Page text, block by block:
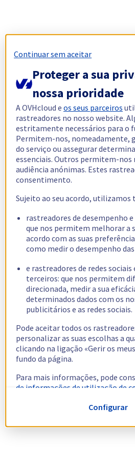
Continuar sem aceitar
Proteger a sua
nossa prioridade
A OVHcloud eos seus parceiros
rastreadores no nosso website.
estritamente necessários para o
Permitem-nos, nomeadamente,
do serviço ou assegurar
essenciais. Outros permitem-nos
audiência anónimas. Estes
consentimento.
Sujeito ao seu acordo, utilizamos
rastreadores de desempenho
que nos permitem melhorar a
acordo com as suas
como medir o desempenho
e rastreadores de redes sociais
terceiros: que nos permitem
direcionada, medir a sua
determinados dados com os
publicitários e as redes sociais.
Pode aceitar todos os
personalizar as suas escolhas a
clicando na ligação «Gerir os
fundo da página.
Para mais informações, pode
de informações de utilização de
Configurar